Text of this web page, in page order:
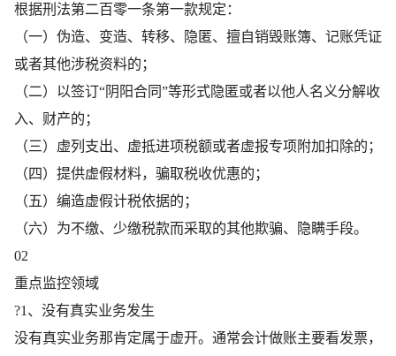
根据刑法第二百零一条第一款规定：
（一）伪造、变造、转移、隐匿、擅自销毁账簿、记账凭证
或者其他涉税资料的；
（二）以签订“阴阳合同”等形式隐匿或者以他人名义分解收
入、财产的；
（三）虚列支出、虚抵进项税额或者虚报专项附加扣除的；
（四）提供虚假材料，骗取税收优惠的；
（五）编造虚假计税依据的；
（六）为不缴、少缴税款而采取的其他欺骗、隐瞒手段。
02
重点监控领域
?1、没有真实业务发生
没有真实业务那肯定属于虚开。通常会计做账主要看发票，